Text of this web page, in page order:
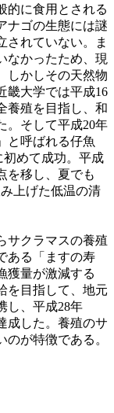
的に食用とされる
ナゴの生態には謎
されていない。ま
なかったため、現
しかしその天然物
畿大学では平成16
養殖を目指し、和
。そして平成20年
と呼ばれる仔魚
初めて成功。平成
を移し、夏でも
上げた低温の清
サクラマスの養殖
ある「ますの寿
獲量が激減する
を目指して、地元
し、平成28年
成した。養殖のサ
が特徴である。